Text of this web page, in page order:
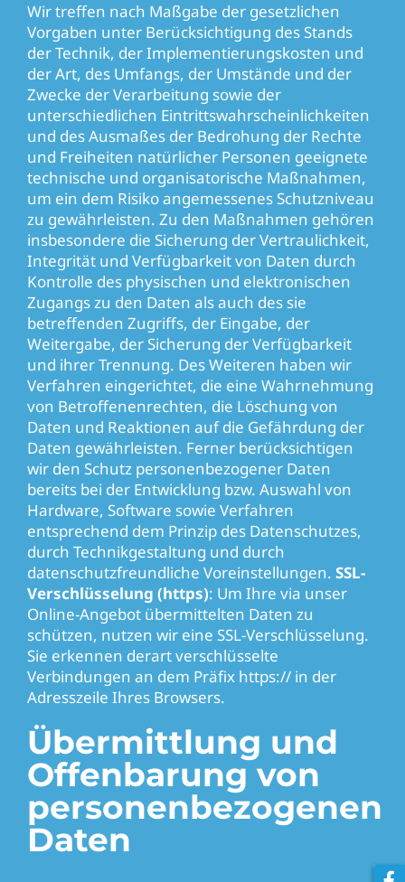
Wir treffen nach Maßgabe der gesetzlichen
Vorgaben unter Berücksichtigung des Stands
der Technik, der Implementierungskosten und
der Art, des Umfangs, der Umstände und der
Zwecke der Verarbeitung sowie der
unterschiedlichen Eintrittswahrscheinlichkeiten
und des Ausmaßes der Bedrohung der Rechte
und Freiheiten natürlicher Personen geeignete
technische und organisatorische Maßnahmen,
um ein dem Risiko angemessenes Schutzniveau
zu gewährleisten. Zu den Maßnahmen gehören
insbesondere die Sicherung der Vertraulichkeit,
Integrität und Verfügbarkeit von Daten durch
Kontrolle des physischen und elektronischen
Zugangs zu den Daten als auch des sie
betreffenden Zugriffs, der Eingabe, der
Weitergabe, der Sicherung der Verfügbarkeit
und ihrer Trennung. Des Weiteren haben wir
Verfahren eingerichtet, die eine Wahrnehmung
von Betroffenenrechten, die Löschung von
Daten und Reaktionen auf die Gefährdung der
Daten gewährleisten. Ferner berücksichtigen
wir den Schutz personenbezogener Daten
bereits bei der Entwicklung bzw. Auswahl von
Hardware, Software sowie Verfahren
entsprechend dem Prinzip des Datenschutzes,
durch Technikgestaltung und durch
datenschutzfreundliche Voreinstellungen. SSL-
Verschlüsselung (https): Um Ihre via unser
Online-Angebot übermittelten Daten zu
schützen, nutzen wir eine SSL-Verschlüsselung.
Sie erkennen derart verschlüsselte
Verbindungen an dem Präfix https:// in der
Adresszeile Ihres Browsers.
Übermittlung und
Offenbarung von
personenbezogenen
Daten